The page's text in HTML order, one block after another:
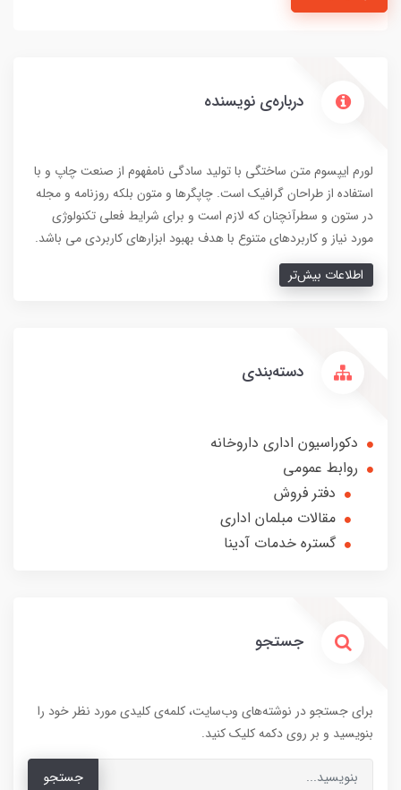
درباره‌ی نویسنده
لورم ایپسوم متن ساختگی با تولید سادگی نامفهوم از صنعت چاپ و با
استفاده از طراحان گرافیک است. چاپگرها و متون بلکه روزنامه و مجله
در ستون و سطرآنچنان که لازم است و برای شرایط فعلی تکنولوژی
مورد نیاز و کاربردهای متنوع با هدف بهبود ابزارهای کاربردی می باشد.
اطلاعات بیش‌تر
دسته‌بندی
دکوراسیون اداری داروخانه
روابط عمومی
دفتر فروش
مقالات مبلمان اداری
گستره خدمات آدینا
جستجو
برای جستجو در نوشته‌های وب‌سایت، کلمه‌ی کلیدی مورد نظر خود را
بنویسید و بر روی دکمه کلیک کنید.
جستجو